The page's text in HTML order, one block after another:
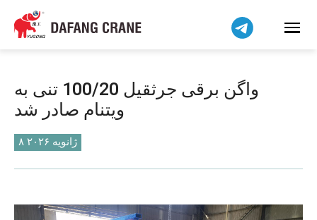
واگن برقی جرثقیل 100/20 تنی به
ویتنام صادر شد
۸ ژانویه ۲۰۲۶
हिन्दी
Bahasa Indonesia
简体中文
বাংলা
Pilipino
اردو
Čeština